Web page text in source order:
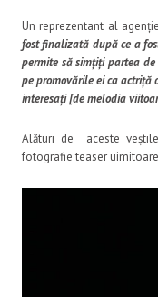
Un reprezentant al
fost finalizată după ce a
permite să simțiți partea de
pe promovările ei ca actriță
interesați [de melodia
Alături de aceste
fotografie teaser